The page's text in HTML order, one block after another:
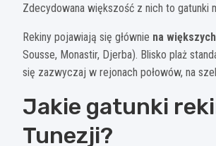
Zdecydowana większość z nich to gatunki
Rekiny pojawiają się głównie na
Sousse, Monastir, Djerba). Blisko plaż
się zazwyczaj w rejonach połowów, na
Jakie gatunki
Tunezji?